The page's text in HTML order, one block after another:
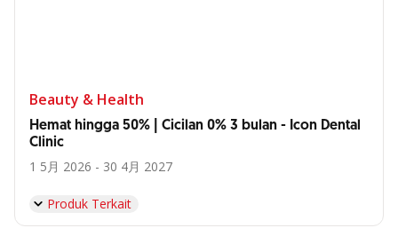
Beauty & Health
Hemat hingga 50% | Cicilan 0% 3 bulan - Icon Dental
Clinic
1 5月 2026 - 30 4月 2027
Produk Terkait